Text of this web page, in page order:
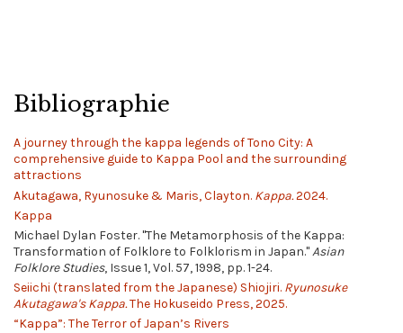
Bibliographie
A journey through the kappa legends of Tono City: A
comprehensive guide to Kappa Pool and the surrounding
attractions
Akutagawa, Ryunosuke & Maris, Clayton. Kappa.2024.
Kappa
Michael Dylan Foster. "The Metamorphosis of the Kappa:
Transformation of Folklore to Folklorism in Japan."Asian
Folklore Studies, Issue 1, Vol. 57, 1998, pp. 1-24.
Seiichi (translated from the Japanese) Shiojiri. Ryunosuke
Akutagawa's Kappa.The Hokuseido Press, 2025.
“Kappa”: The Terror of Japan’s Rivers